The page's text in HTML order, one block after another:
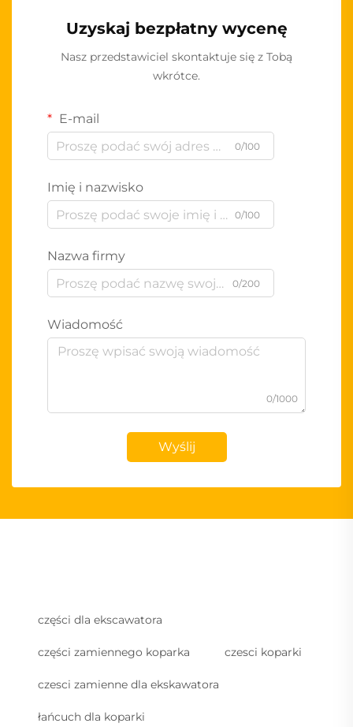
Uzyskaj bezpłatny wycenę
Nasz przedstawiciel skontaktuje się z Tobą
wkrótce.
E-mail
0/100
Imię i nazwisko
0/100
Nazwa firmy
0/200
Wiadomość
0/1000
Wyślij
części dla ekscawatora
części zamiennego koparka czesci koparki
czesci zamienne dla ekskawatora
łańcuch dla koparki